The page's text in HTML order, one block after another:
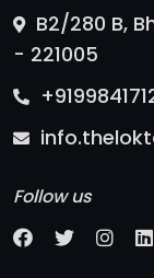
B2/280 B,
- 221005
Follow us